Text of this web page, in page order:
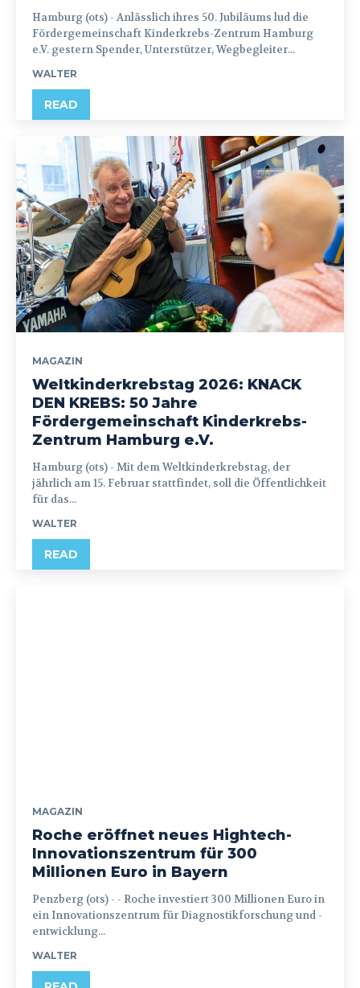
Hamburg (ots) - Anlässlich ihres 50. Jubiläums lud die
Fördergemeinschaft Kinderkrebs-Zentrum Hamburg
e.V. gestern Spender, Unterstützer, Wegbegleiter...
WALTER
READ
MAGAZIN
Weltkinderkrebstag 2026: KNACK
DEN KREBS: 50 Jahre
Fördergemeinschaft Kinderkrebs-
Zentrum Hamburg e.V.
Hamburg (ots) - Mit dem Weltkinderkrebstag, der
jährlich am 15. Februar stattfindet, soll die Öffentlichkeit
für das...
WALTER
READ
MAGAZIN
Roche eröffnet neues Hightech-
Innovationszentrum für 300
Millionen Euro in Bayern
Penzberg (ots) - - Roche investiert 300 Millionen Euro in
ein Innovationszentrum für Diagnostikforschung und -
entwicklung...
WALTER